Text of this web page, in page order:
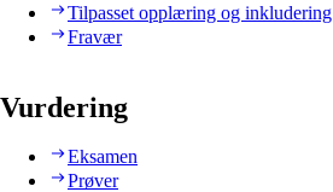
Tilpasset opplæring og inkludering
Fravær
Vurdering
Eksamen
Prøver